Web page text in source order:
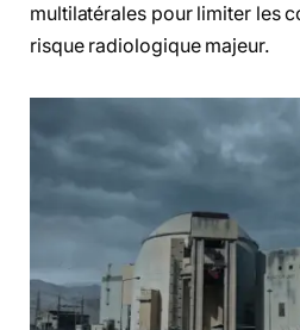
multilatérales pour limiter les
risque radiologique majeur.